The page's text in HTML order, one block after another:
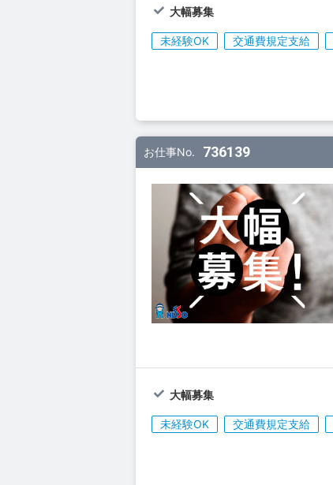
大幅募集
未経験OK 交通費規定支給
お仕事No. 736139
大幅募集
未経験OK 交通費規定支給